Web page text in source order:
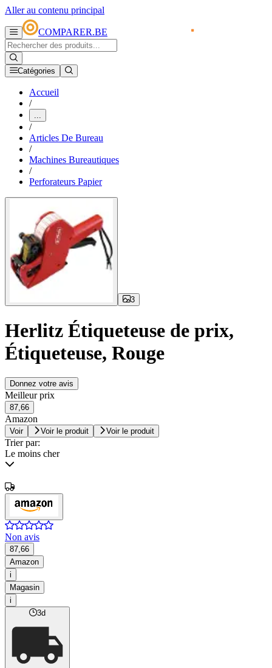
Aller au contenu principal
COMPARER.BE
Catégories
Accueil
/
...
/
Articles De Bureau
/
Machines Bureautiques
/
Perforateurs Papier
3
Herlitz Étiqueteuse de prix,
Étiqueteuse, Rouge
Donnez votre avis
Meilleur prix
87,66
Amazon
Voir Voir le produit Voir le produit
Trier par:
Le moins cher
Non avis
87,66
Amazon
i
Magasin
i
3d